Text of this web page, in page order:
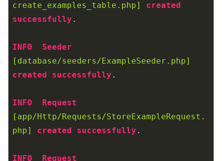
create_examples_table.php]
created
successfully .
INFO
Seeder
[database/seeders/ExampleSeeder.php]
created
successfully .
INFO
Request
[app/Http/Requests/StoreExampleRequest.
php]
created successfully .
INFO Request